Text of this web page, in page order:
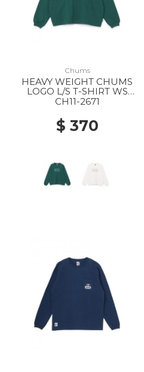
Chums
HEAVY WEIGHT CHUMS
LOGO L/S T-SHIRT WS
M001 GREEN
CH11-2671
$ 370